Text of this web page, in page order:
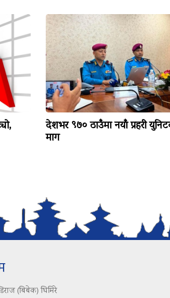
देशभर ९७० ठाउँमा नयाँ प्रहरी
माग
(बिबेक) घिमिरे